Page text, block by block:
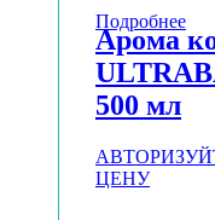
Подробнее
Арома
500 мл
ЦЕНУ